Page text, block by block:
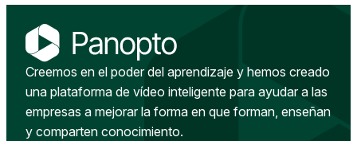
Creemos en el poder del aprendizaje y hemos creado
una plataforma de vídeo inteligente para ayudar a las
empresas a mejorar la forma en que forman, enseñan
y comparten conocimiento.